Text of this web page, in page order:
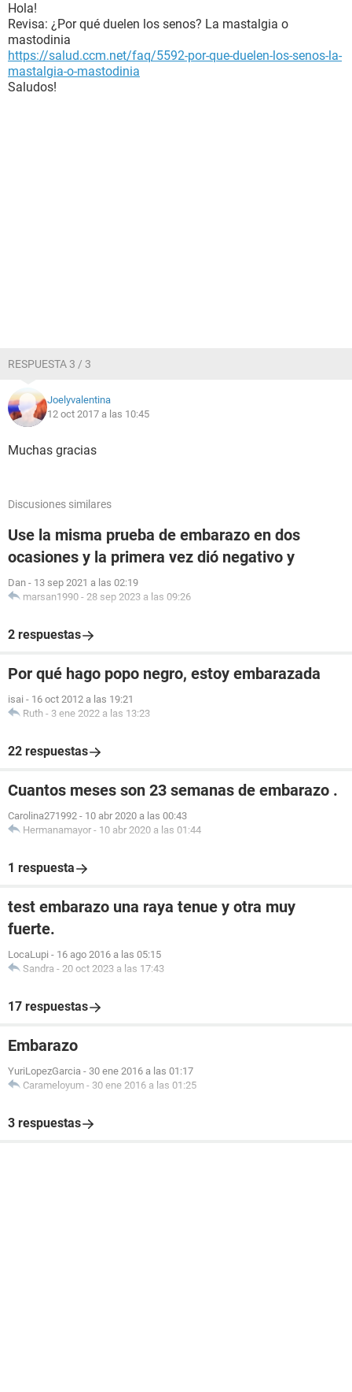
Hola!
Revisa: ¿Por qué duelen los senos? La mastalgia o
mastodinia
https://salud.ccm.net/faq/5592-por-que-duelen-los-senos-la-
mastalgia-o-mastodinia
Saludos!
RESPUESTA 3 / 3
Joelyvalentina
12 oct 2017 a las 10:45
Muchas gracias
Discusiones similares
Use la misma prueba de embarazo en dos
ocasiones y la primera vez dió negativo y
Dan - 13 sep 2021 a las 02:19
marsan1990 - 28 sep 2023 a las 09:26
2 respuestas
Por qué hago popo negro, estoy embarazada
isai - 16 oct 2012 a las 19:21
Ruth - 3 ene 2022 a las 13:23
22 respuestas
Cuantos meses son 23 semanas de embarazo .
Carolina271992 - 10 abr 2020 a las 00:43
Hermanamayor - 10 abr 2020 a las 01:44
1 respuesta
test embarazo una raya tenue y otra muy
fuerte.
LocaLupi - 16 ago 2016 a las 05:15
Sandra - 20 oct 2023 a las 17:43
17 respuestas
Embarazo
YuriLopezGarcia - 30 ene 2016 a las 01:17
Carameloyum - 30 ene 2016 a las 01:25
3 respuestas